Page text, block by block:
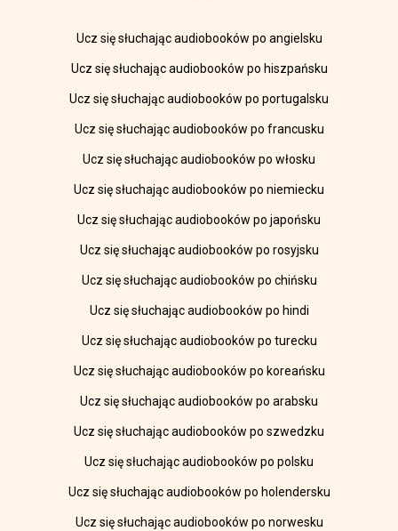
Ucz się słuchając audiobooków po angielsku
Ucz się słuchając audiobooków po hiszpańsku
Ucz się słuchając audiobooków po portugalsku
Ucz się słuchając audiobooków po francusku
Ucz się słuchając audiobooków po włosku
Ucz się słuchając audiobooków po niemiecku
Ucz się słuchając audiobooków po japońsku
Ucz się słuchając audiobooków po rosyjsku
Ucz się słuchając audiobooków po chińsku
Ucz się słuchając audiobooków po hindi
Ucz się słuchając audiobooków po turecku
Ucz się słuchając audiobooków po koreańsku
Ucz się słuchając audiobooków po arabsku
Ucz się słuchając audiobooków po szwedzku
Ucz się słuchając audiobooków po polsku
Ucz się słuchając audiobooków po holendersku
Ucz się słuchając audiobooków po norwesku